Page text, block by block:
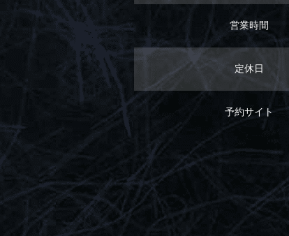
営業時間
定休日
予約サイト